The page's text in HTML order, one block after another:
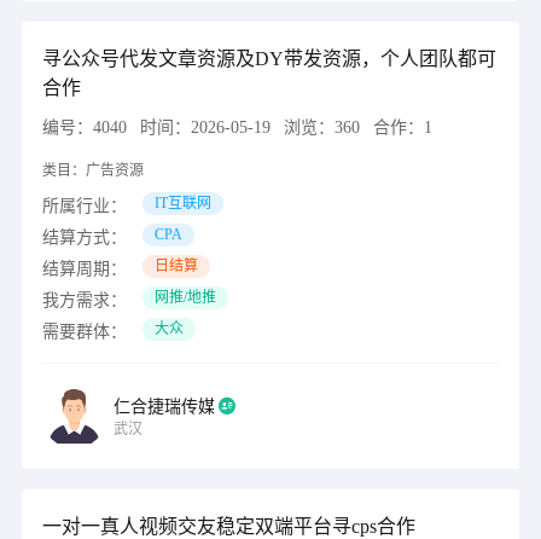
寻公众号代发文章资源及DY带发资源，个人团队都可
合作
编号： 4040 时间： 2026-05-19 浏览： 360 合作： 1
类目： 广告资源
所属行业： IT互联网
结算方式： CPA
结算周期： 日结算
我方需求： 网推/地推
需要群体： 大众
仁合捷瑞传媒
武汉
一对一真人视频交友稳定双端平台寻cps合作